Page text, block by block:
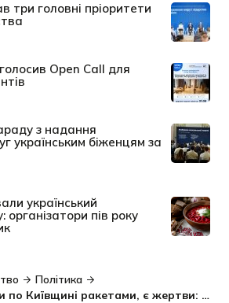
три головні пріоритети
Open Call для
з надання
українським біженцям за
український
пів року
Політика
Росіяни вночі били по Київщині ракетами, є жертви: оперативне зведення Генштабу 8 серпня